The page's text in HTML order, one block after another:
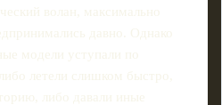
волан, максимально
давно. Однако
модели уступали по
летели слишком быстро,
либо давали иные